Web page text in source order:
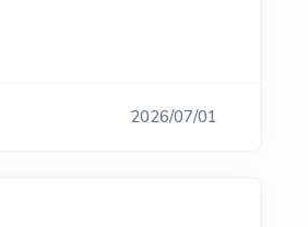
2026/07/01